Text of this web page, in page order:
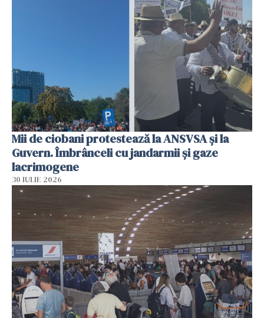
Mii de ciobani protestează la ANSVSA și la
Guvern. Îmbrânceli cu jandarmii și gaze
lacrimogene
30 IULIE 2026